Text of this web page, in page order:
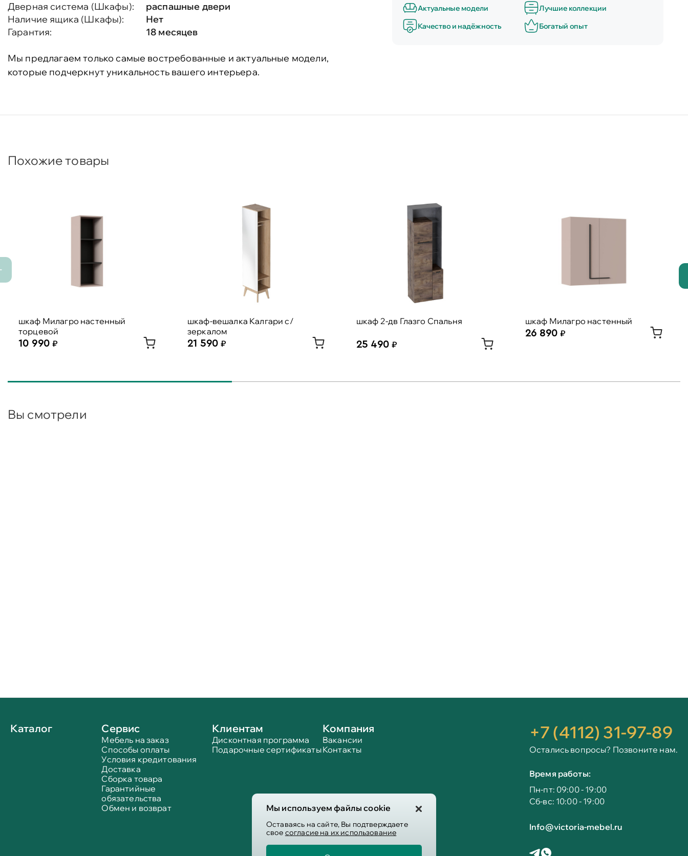
Мы используем файлы cookie
Оставаясь на сайте, Вы подтверждаете
свое согласие на их использование
Дверная система (Шкафы):
распашные двери
Наличие ящика (Шкафы):
Нет
Гарантия:
18 месяцев
Мы предлагаем только самые востребованные и актуальные модели,
которые подчеркнут уникальность вашего интерьера.
Актуальные модели
Лучшие коллекции
Качество и надёжность
Богатый опыт
Похожие товары
шкаф Милагро настенный
торцевой
10 990
шкаф-вешалка Калгари с/
зеркалом
21 590
шкаф 2-дв Глазго Спальня
25 490
шкаф Милагро настенный
26 890
Вы смотрели
Каталог Сервис
Мебель на заказ
Способы оплаты
Условия кредитования
Доставка
Сборка товара
Гарантийные
обязательства
Обмен и возврат
Клиентам
Дисконтная программа
Подарочные сертификаты
Компания
Вакансии
Контакты
+7 (4112) 31-97-89
Остались вопросы? Позвоните нам.
Время работы:
Пн-пт: 09:00 - 19:00
Сб-вс: 10:00 - 19:00
Info@victoria-mebel.ru